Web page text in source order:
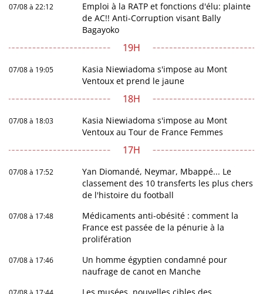
07/08 à 22:12
Emploi à la RATP et fonctions d'élu: plainte
de AC!! Anti-Corruption visant Bally
Bagayoko
19H
07/08 à 19:05
Kasia Niewiadoma s'impose au Mont
Ventoux et prend le jaune
18H
07/08 à 18:03
Kasia Niewiadoma s'impose au Mont
Ventoux au Tour de France Femmes
17H
07/08 à 17:52
Yan Diomandé, Neymar, Mbappé... Le
classement des 10 transferts les plus chers
de l'histoire du football
07/08 à 17:48
Médicaments anti-obésité : comment la
France est passée de la pénurie à la
prolifération
07/08 à 17:46
Un homme égyptien condamné pour
naufrage de canot en Manche